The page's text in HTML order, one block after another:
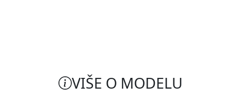
VIŠE O MODELU